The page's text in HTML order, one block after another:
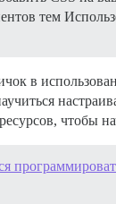
тем
в
чтобы